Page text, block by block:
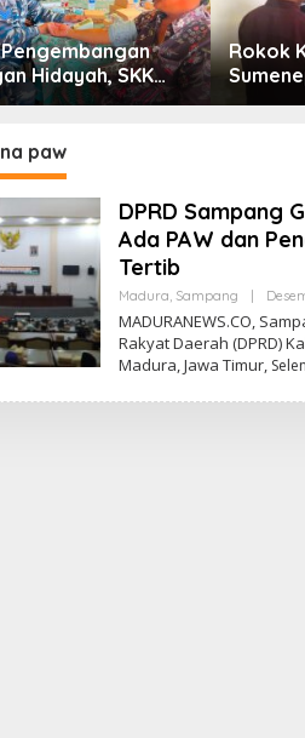
Hidayah, SKK
North Madura II
Sampang
Rokok
paw
DPRD Sampang
Ada PAW dan
Tertib
Madura, Sampang
MADURANEWS.CO,
Rakyat Daerah (DPRD)
Madura, Jawa Timur,